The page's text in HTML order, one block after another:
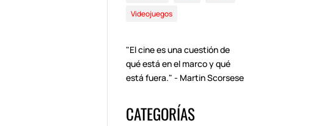
Videojuegos
"El cine es una cuestión de
qué está en el marco y qué
está fuera." - Martin Scorsese
CATEGORÍAS